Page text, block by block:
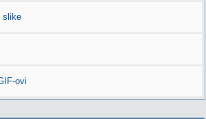
slike
ovi